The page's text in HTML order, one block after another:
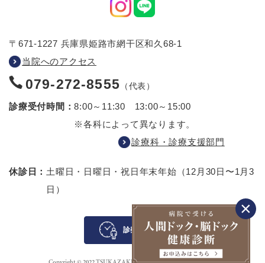
〒671-1227 兵庫県姫路市網干区和久68-1
当院へのアクセス
079-272-8555 （代表）
診療受付時間：8:00～11:30 13:00～15:00
※各科によって異なります。
診療科・診療支援部門
休診日： 土曜日・日曜日・祝日年末年始（12月30日〜1月3
日）
診察待ち案内